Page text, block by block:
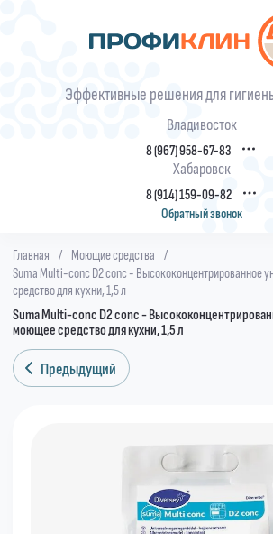
Эффективные решения для
Владивосток
8 (967) 958-67-83
Хабаровск
8 (914) 159-09-82
Обратный звонок
Главная / Моющие средства
/
Suma Multi-conc D2 conc - Высококонцентрированное
средство для кухни, 1,5 л
Suma Multi-conc D2 conc -
моющее средство для кухни, 1,5 л
Предыдущий